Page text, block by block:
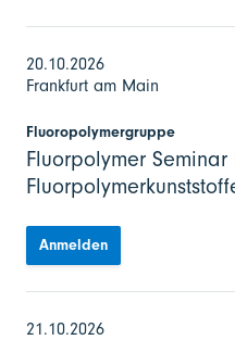
20.10.2026
Frankfurt am Main
Fluoropolymergruppe
Fluorpolymer
Anmelden
21.10.2026